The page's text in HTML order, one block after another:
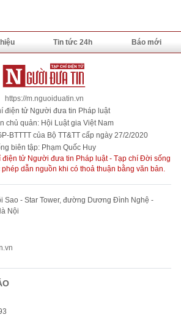
Tin tức 24h Báo mới
https://m.nguoiduatin.vn
điện tử Người đưa tin Pháp luật
chủ quản: Hội Luật gia Việt Nam
BTTTT của Bộ TT&TT cấp ngày 27/2/2020
biên tập: Phạm Quốc Huy
điện tử Người đưa tin Pháp luật - Tạp chí Đời sống
dẫn nguồn khi có thoả thuận bằng văn bản.
Sao - Star Tower, đường Dương Đình Nghệ -
Nội